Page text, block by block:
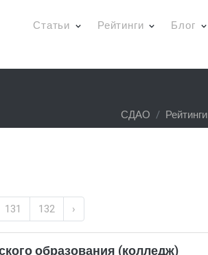
Статьи Рейтинги Блог
СДАО Рейтинги
131 132 ›
образования (колледж)